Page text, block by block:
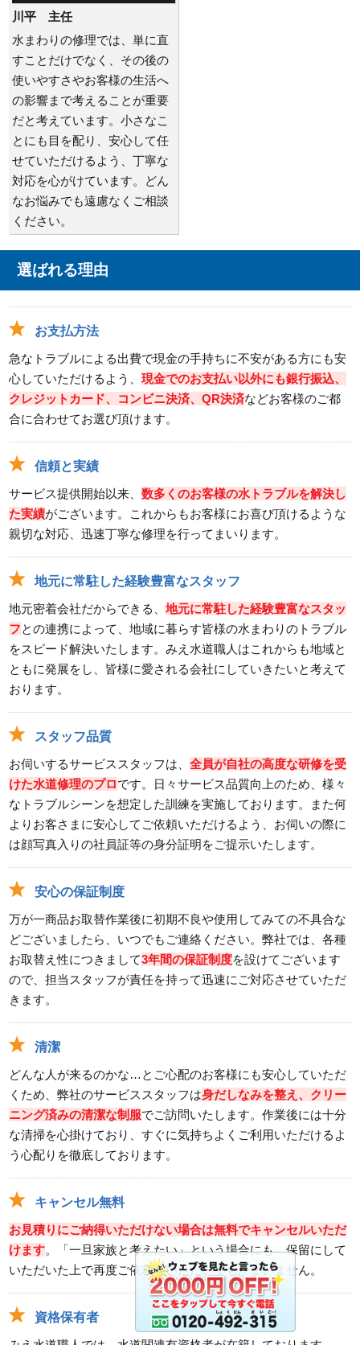
川平 主任
水まわりの修理では、単に直
すことだけでなく、その後の
使いやすさやお客様の生活へ
の影響まで考えることが重要
だと考えています。小さなこ
とにも目を配り、安心して任
せていただけるよう、丁寧な
対応を心がけています。どん
なお悩みでも遠慮なくご相談
ください。
選ばれる理由
お支払方法
急なトラブルによる出費で現金の手持ちに不安がある方にも安
心していただけるよう、現金でのお支払い以外にも銀行振込、
クレジットカード、コンビニ決済、QR決済などお客様のご都
合に合わせてお選び頂けます。
信頼と実績
サービス提供開始以来、数多くのお客様の水トラブルを解決し
た実績がございます。これからもお客様にお喜び頂けるような
親切な対応、迅速丁寧な修理を行ってまいります。
地元に常駐した経験豊富なスタッフ
地元密着会社だからできる、地元に常駐した経験豊富なスタッ
フとの連携によって、地域に暮らす皆様の水まわりのトラブル
をスピード解決いたします。みえ水道職人はこれからも地域と
ともに発展をし、皆様に愛される会社にしていきたいと考えて
おります。
スタッフ品質
お伺いするサービススタッフは、全員が自社の高度な研修を受
けた水道修理のプロです。日々サービス品質向上のため、様々
なトラブルシーンを想定した訓練を実施しております。また何
よりお客さまに安心してご依頼いただけるよう、お伺いの際に
は顔写真入りの社員証等の身分証明をご提示いたします。
安心の保証制度
万が一商品お取替作業後に初期不良や使用してみての不具合な
どございましたら、いつでもご連絡ください。弊社では、各種
お取替え性につきまして3年間の保証制度を設けてございます
ので、担当スタッフが責任を持って迅速にご対応させていただ
きます。
清潔
どんな人が来るのかな…とご心配のお客様にも安心していただ
くため、弊社のサービススタッフは身だしなみを整え、クリー
ニング済みの清潔な制服でご訪問いたします。作業後には十分
な清掃を心掛けており、すぐに気持ちよくご利用いただけるよ
う心配りを徹底しております。
キャンセル無料
お見積りにご納得いただけない場合は無料でキャンセルいただ
けます。「一旦家族と考えたい」という場合にも、保留にして
いただいた上で再度ご依頼をいただいてもかまいません。
資格保有者